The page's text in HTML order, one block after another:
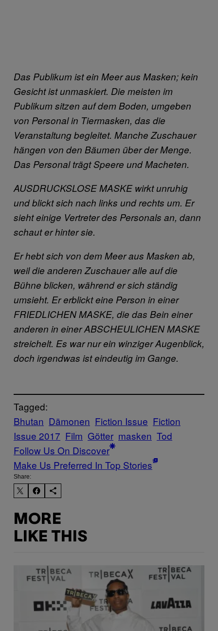
Das Publikum ist ein Meer aus Masken; kein
Gesicht ist unmaskiert. Die meisten im
Publikum sitzen auf dem Boden, umgeben
von Personal in Tiermasken, das die
Veranstaltung begleitet. Manche Zuschauer
hängen von den Bäumen über der Menge.
Das Personal trägt Speere und Macheten.
AUSDRUCKSLOSE MASKE wirkt unruhig
und blickt sich nach links und rechts um. Er
sieht einige Vertreter des Personals an, dann
schaut er hinter sie.
Er hebt sich von dem Meer aus Masken ab,
weil die anderen Zuschauer alle auf die
Bühne blicken, während er sich ständig
umsieht. Er erblickt eine Person in einer
FRIEDLICHEN MASKE, die das Bein einer
anderen in einer ABSCHEULICHEN MASKE
streichelt. Es war nur ein winziger Augenblick,
doch irgendwas ist eindeutig im Gange.
Tagged:
Bhutan Dämonen Fiction Issue Fiction
Issue 2017 Film Götter masken Tod
Follow Us On Discover
Make Us Preferred In Top Stories
Share:
MORE
LIKE THIS